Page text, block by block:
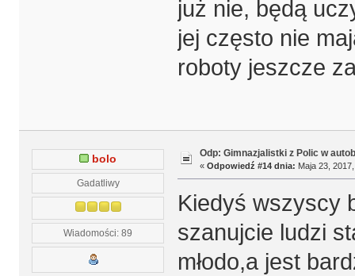
już nie, będą
jej często nie
roboty jeszcze
bolo
Gadatliwy
Wiadomości: 89
Odp: Gimnazjalistki z Polic w
« Odpowiedź #14 dnia: Maja 23,
Kiedyś wszyscy
szanujcie ludzi
młodo,a jest